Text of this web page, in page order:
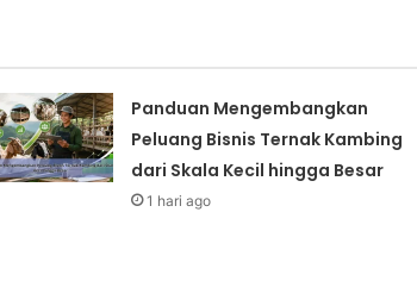
Panduan Mengembangkan
Peluang Bisnis Ternak Kambing
dari Skala Kecil hingga Besar
1 hari ago